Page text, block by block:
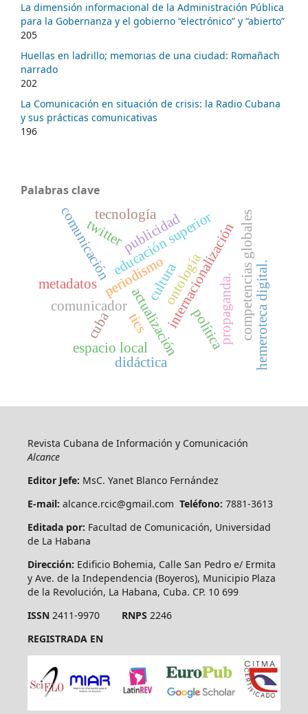
La dimensión informacional de la Administración Pública
para la Gobernanza y el gobierno “electrónico” y “abierto”
205
Huellas en ladrillo; memorias de una ciudad: Romañach
narrado
202
La Comunicación en situación de crisis: la Radio Cubana
y sus prácticas comunicativas
196
Palabras clave
cuba
periodismo
actualización política
comunicación internacionalizacióncompetencias globales
educación superior
comunicador
publicidad
propaganda.
ontología
metadatos hemeroteca digital.
cultura
espacio local
twitter
tecnología
tics
didáctica
Revista Cubana de Información y Comunicación
Alcance
Editor Jefe: MsC. Yanet Blanco Fernández
E-mail: alcance.rcic@gmail.com Teléfono: 7881-3613
Editada por: Facultad de Comunicación, Universidad
de La Habana
Dirección: Edificio Bohemia, Calle San Pedro e/ Ermita
y Ave. de la Independencia (Boyeros), Municipio Plaza
de la Revolución, La Habana, Cuba. CP. 10 699
ISSN2411-9970 RNPS 2246
REGISTRADA EN